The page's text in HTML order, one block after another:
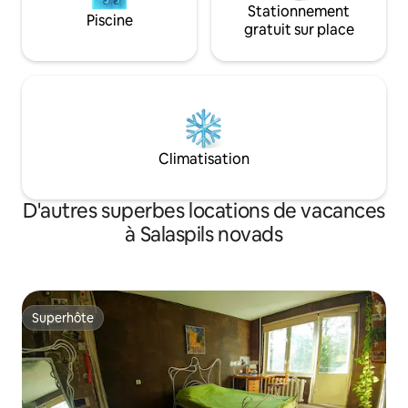
Piscine
Stationnement
gratuit sur place
Climatisation
D'autres superbes locations de vacances
à Salaspils novads
Superhôte
Superhôte